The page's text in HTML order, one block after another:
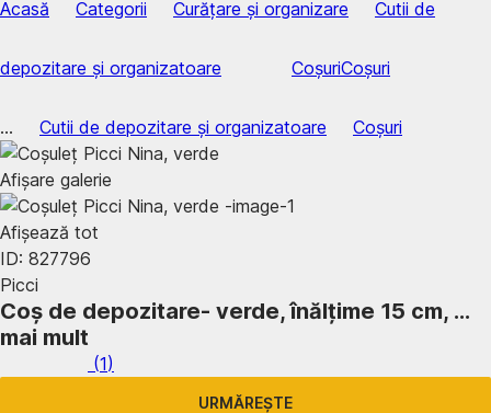
Acasă Categorii Curățare și organizare Cutii de
depozitare și organizatoare CoșuriCoșuri
... Cutii de depozitare și organizatoare Coșuri
Afișare galerie
Afișează tot
ID: 827796
Picci
Coș de depozitare- verde, înălțime 15 cm, …
mai mult
(1)
URMĂREȘTE